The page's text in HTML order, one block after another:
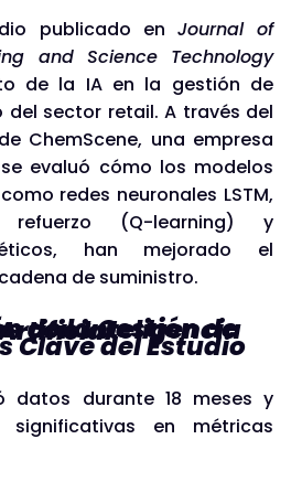
publicado en Journal of
and Science Technology
de la IA en la gestión de
del sector retail. A través del
ChemScene, una empresa
evaluó cómo los modelos
redes neuronales LSTM,
(Q-learning) y
han mejorado el
de suministro.
de la Gestión de Inventarios con Inteligencia Artificial
Clave del Estudio
datos durante 18 meses y
significativas en métricas